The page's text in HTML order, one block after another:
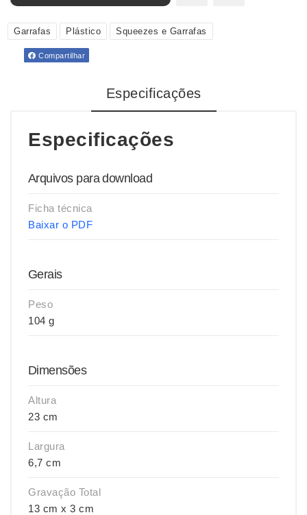
Garrafas Plástico Squeezes e Garrafas
Compartilhar
Especificações
Especificações
Arquivos para download
Ficha técnica
Baixar o PDF
Gerais
Peso
104 g
Dimensões
Altura
23 cm
Largura
6,7 cm
Gravação Total
13 cm x 3 cm